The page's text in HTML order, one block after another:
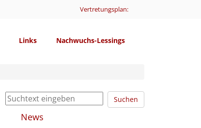
Vertretungsplan:
Links Nachwuchs-Lessings
Suchen
News